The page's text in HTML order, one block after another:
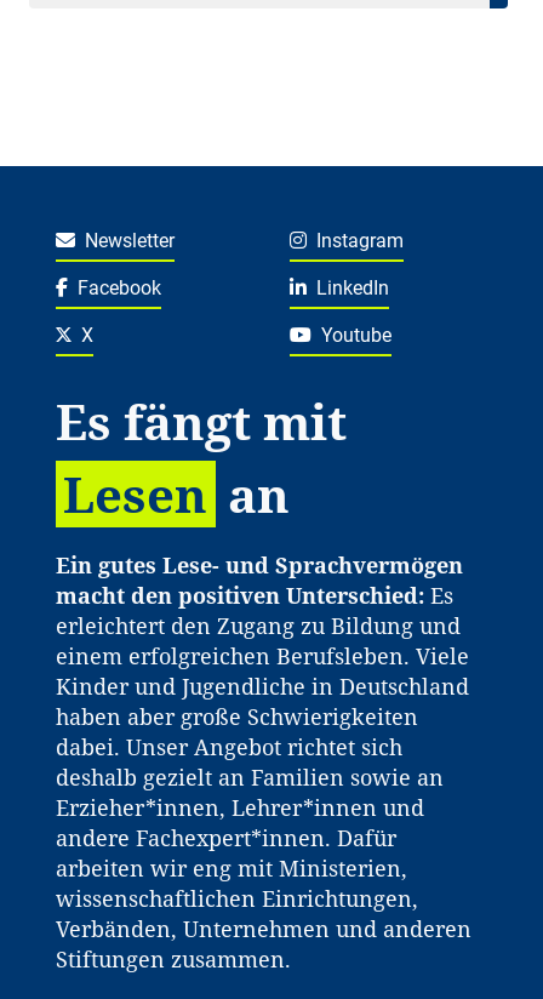
Newsletter Instagram
Facebook LinkedIn
X Youtube
Es fängt mit
Lesen an
Ein gutes Lese- und Sprachvermögen
macht den positiven Unterschied: Es
erleichtert den Zugang zu Bildung und
einem erfolgreichen Berufsleben. Viele
Kinder und Jugendliche in Deutschland
haben aber große Schwierigkeiten
dabei. Unser Angebot richtet sich
deshalb gezielt an Familien sowie an
Erzieher*innen, Lehrer*innen und
andere Fachexpert*innen. Dafür
arbeiten wir eng mit Ministerien,
wissenschaftlichen Einrichtungen,
Verbänden, Unternehmen und anderen
Stiftungen zusammen.